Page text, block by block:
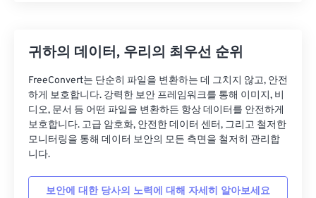
귀하의 데이터, 우리의 최우선 순위
FreeConvert는 단순히 파일을 변환하는 데 그치지 않고, 안전
하게 보호합니다. 강력한 보안 프레임워크를 통해 이미지, 비
디오, 문서 등 어떤 파일을 변환하든 항상 데이터를 안전하게
보호합니다. 고급 암호화, 안전한 데이터 센터, 그리고 철저한
모니터링을 통해 데이터 보안의 모든 측면을 철저히 관리합
니다.
보안에 대한 당사의 노력에 대해 자세히 알아보세요